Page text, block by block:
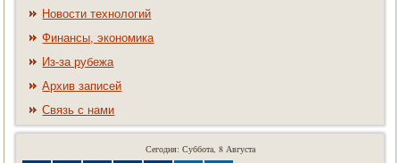
Новости технологий
Финансы, экономика
Из-за рубежа
Архив записей
Связь с нами
Сегодня: Суббота, 8 Августа